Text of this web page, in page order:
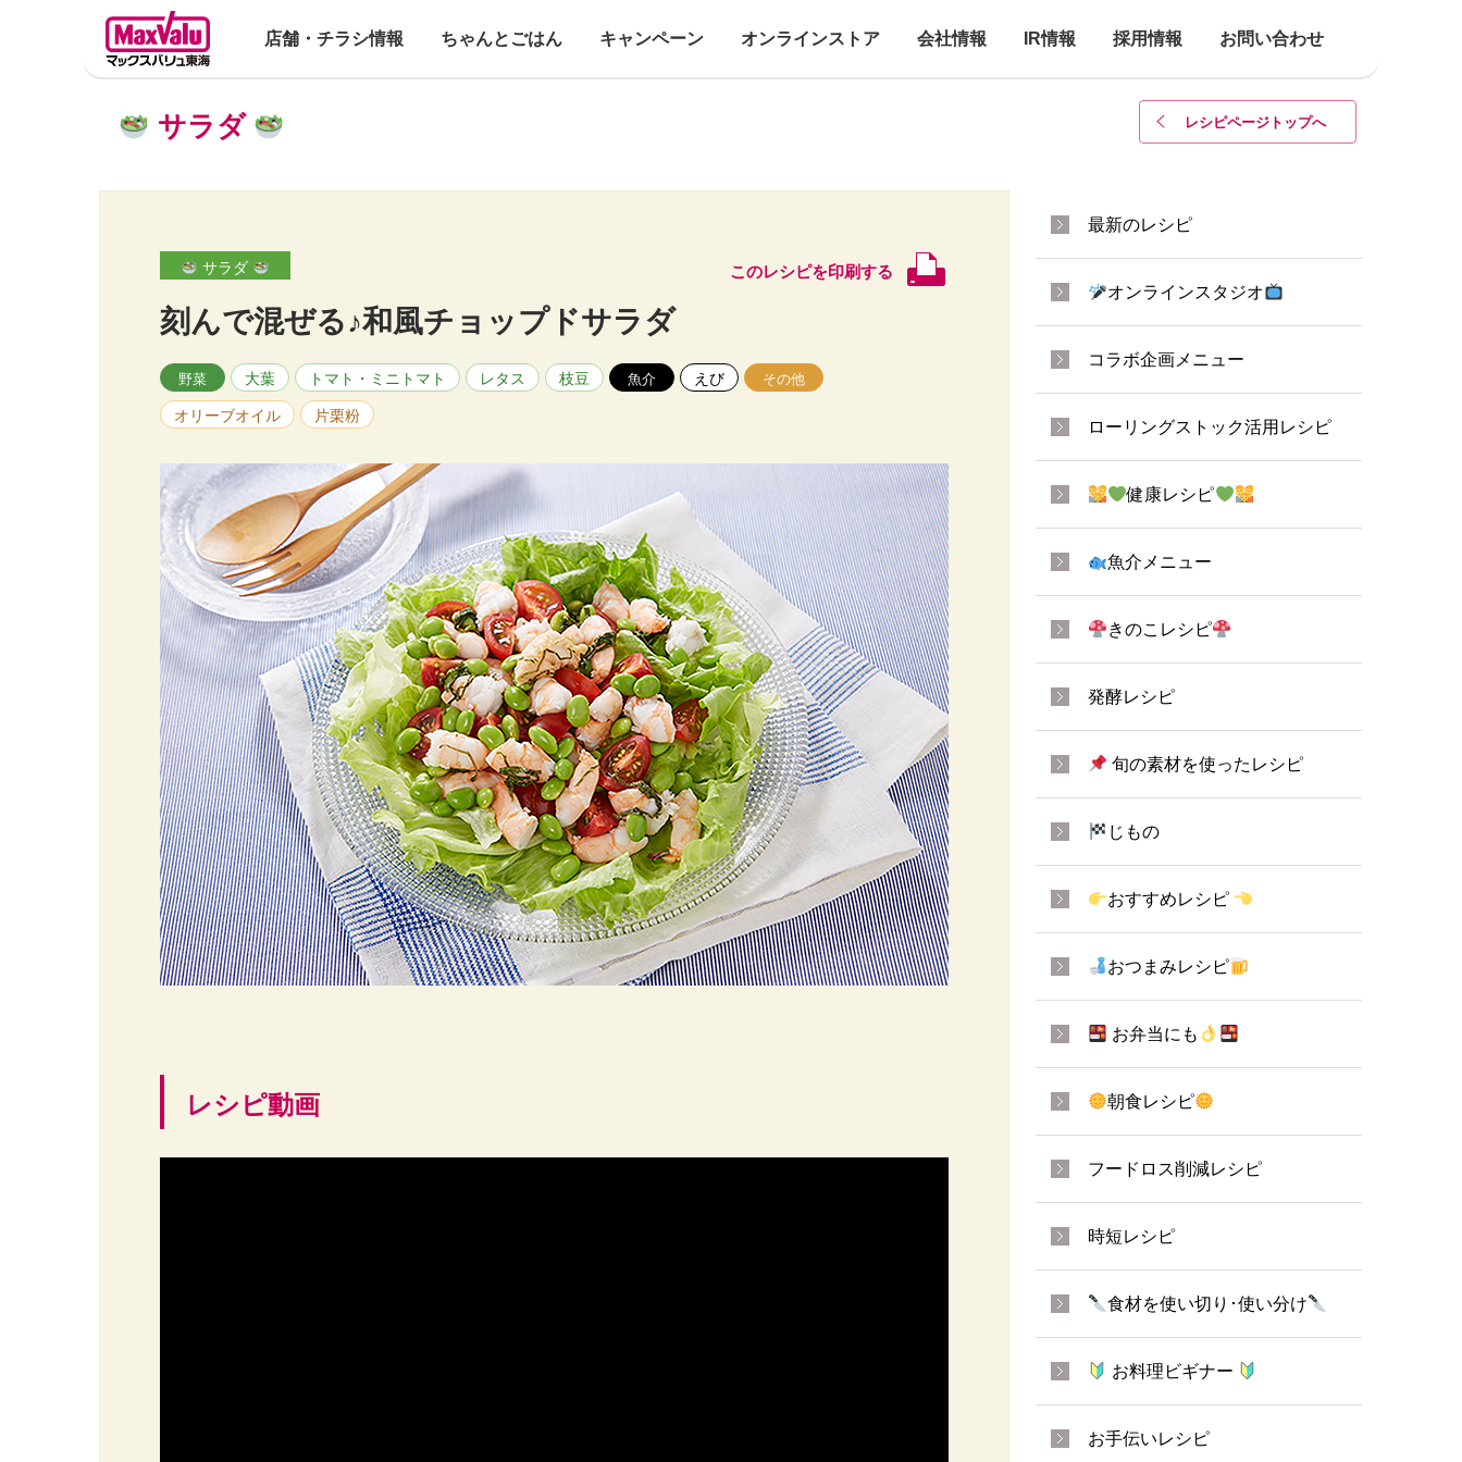
店舗・チラシ情報 ちゃんとごはん キャンペーン オンラインストア 会社情報 IR情報 採用情報 お問い合わせ
レシピページトップへ
サラダ
サラダ このレシピを印刷する
刻んで混ぜる♪和風チョップドサラダ
野菜 大葉 トマト・ミニトマト レタス 枝豆 魚介 えび その他
オリーブオイル 片栗粉
レシピ動画
最新のレシピ
オンラインスタジオ
コラボ企画メニュー
ローリングストック活用レシピ
健康レシピ
魚介メニュー
きのこレシピ
発酵レシピ
旬の素材を使ったレシピ
じもの
おすすめレシピ
おつまみレシピ
お弁当にも
朝食レシピ
フードロス削減レシピ
時短レシピ
食材を使い切り･使い分け
お料理ビギナー
お手伝いレシピ